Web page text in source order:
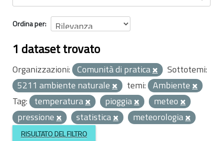
Ordina per
1 dataset trovato
Organizzazioni: Comunità di pratica
Sottotemi:
5211 ambiente naturale
temi: Ambiente
Tag: temperatura pioggia
meteo
pressione
statistica meteorologia
RISULTATO DEL FILTRO